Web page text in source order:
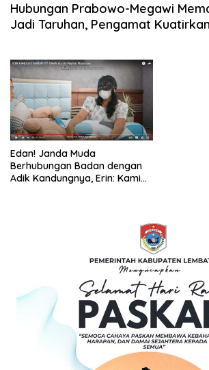
Hubungan Prabowo-Megawi
Jadi Taruhan, Pengamat
Edan! Janda Muda
Berhubungan Badan dengan
Adik Kandungnya, Erin: Kami